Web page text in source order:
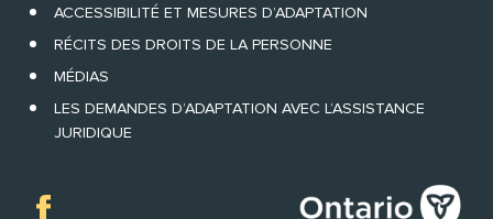
ACCESSIBILITÉ ET MESURES D’ADAPTATION
RÉCITS DES DROITS DE LA PERSONNE
MÉDIAS
LES DEMANDES D’ADAPTATION AVEC L’ASSISTANCE
JURIDIQUE
Facebook